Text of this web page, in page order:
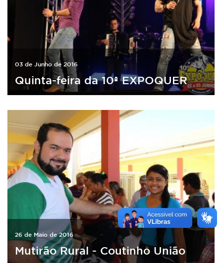
03 de Junho de 2016
Quinta-feira da 10ª EXPOQUER
26 de Maio de 2016
Mutirão Rural - Coutinho União